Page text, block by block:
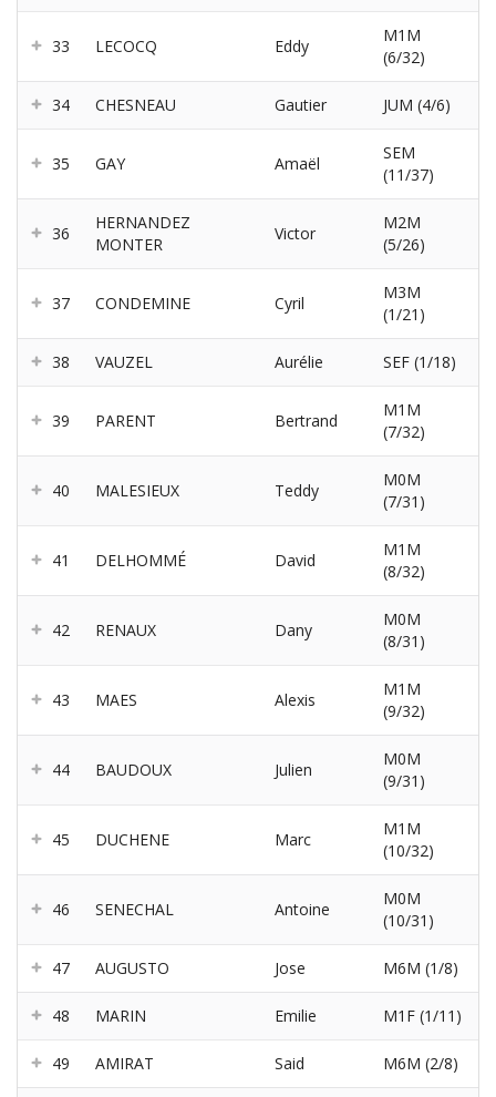
33 LECOCQ Eddy
M1M
(6/32)
34 CHESNEAU Gautier JUM (4/6)
35 GAY Amaël
SEM
(11/37)
36
HERNANDEZ
MONTER
Victor
M2M
(5/26)
37 CONDEMINE Cyril
M3M
(1/21)
38 VAUZEL Aurélie SEF (1/18)
39 PARENT Bertrand
M1M
(7/32)
40 MALESIEUX Teddy
M0M
(7/31)
41 DELHOMMÉ David
M1M
(8/32)
42 RENAUX Dany
M0M
(8/31)
43 MAES Alexis
M1M
(9/32)
44 BAUDOUX Julien
M0M
(9/31)
45 DUCHENE Marc
M1M
(10/32)
46 SENECHAL Antoine
M0M
(10/31)
47 AUGUSTO Jose M6M (1/8)
48 MARIN Emilie M1F (1/11)
49 AMIRAT Said M6M (2/8)